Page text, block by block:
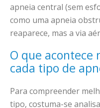
apneia central (sem
como uma apneia
reaparece, mas a via
O que acontece
cada tipo de
Para compreender
tipo, costuma-se